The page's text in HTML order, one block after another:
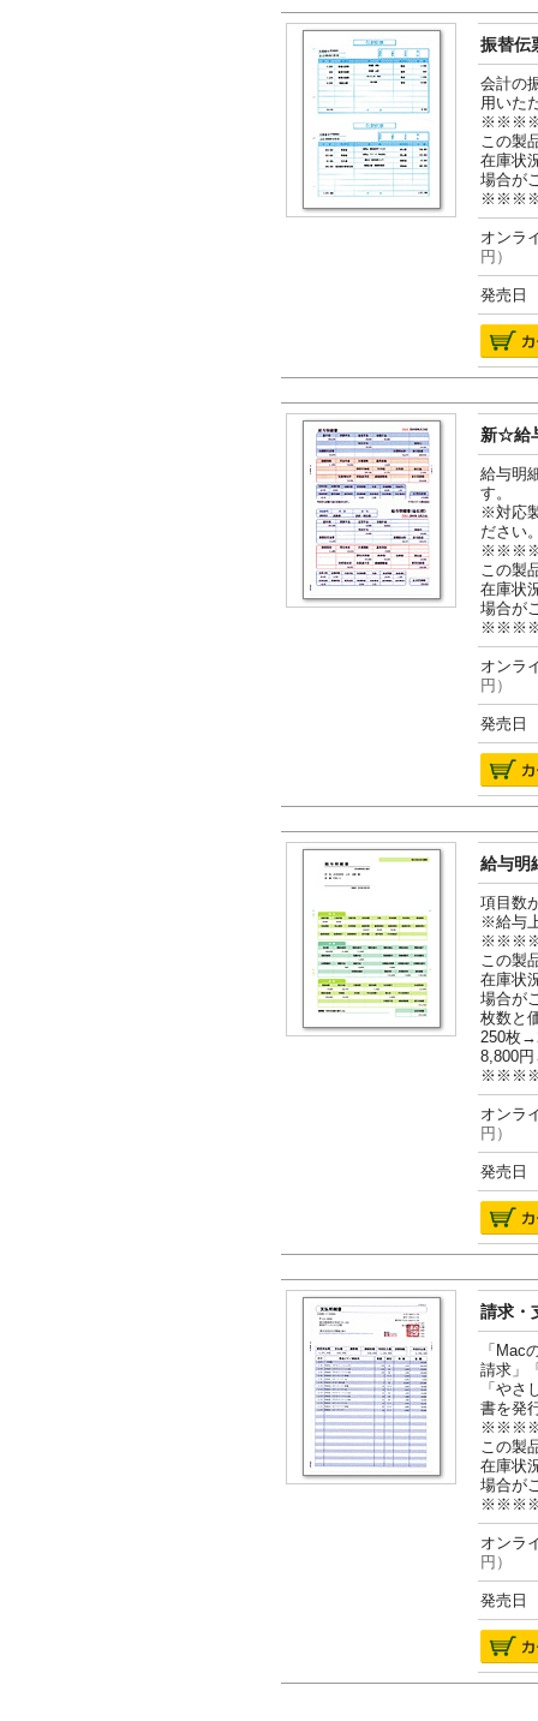
振替伝
会計の
用いた
この製
在庫状
場合が
オン
円）
発売日
新☆給
給与明
す。
※対応
ださい
この製
在庫状
場合が
オン
円）
発売日
給与明
項目数
※給与
この製
在庫状
場合が
枚数と
250枚
8,800
オン
円）
発売日
請求・
「Mac
請求」
「や
書を発
この製
在庫状
場合が
オン
円）
発売日